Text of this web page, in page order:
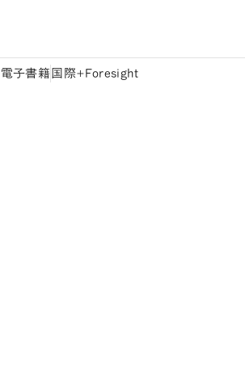
電子書籍 国際+Foresight